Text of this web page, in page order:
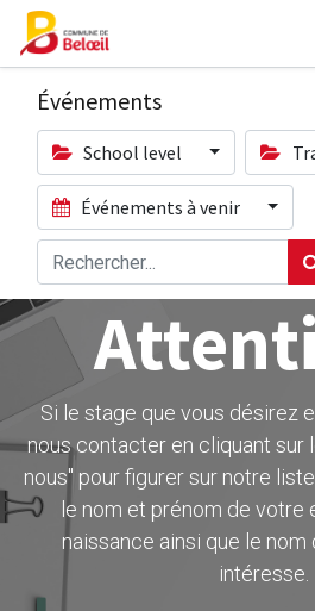
Événements
School level
Événements à venir
Si le stage que vous désirez
nous contacter en cliquant sur
nous" pour figurer sur notre
le nom et prénom de votre
naissance ainsi que le nom
intéresse.